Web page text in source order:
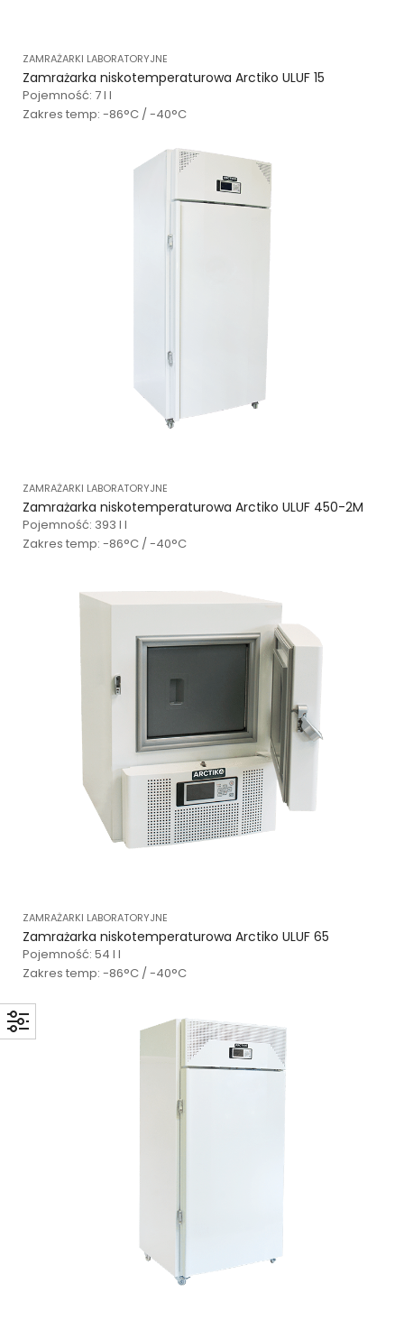
ZAMRAŻARKI LABORATORYJNE
Zamrażarka niskotemperaturowa Arctiko ULUF 15
Pojemność: 7 l l
Zakres temp: -86°C / -40°C
ZAMRAŻARKI LABORATORYJNE
Zamrażarka niskotemperaturowa Arctiko ULUF 450-2M
Pojemność: 393 l l
Zakres temp: -86°C / -40°C
ZAMRAŻARKI LABORATORYJNE
Zamrażarka niskotemperaturowa Arctiko ULUF 65
Pojemność: 54 l l
Zakres temp: -86°C / -40°C